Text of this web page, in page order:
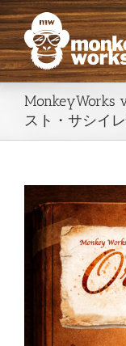
Skip
to
content
MonkeyWorks
スト・サシイ
Larger
Image